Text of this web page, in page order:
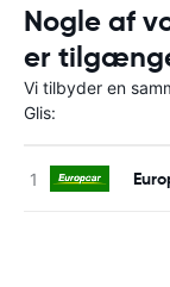
Nogle af
er
Vi tilbyder en
Glis: